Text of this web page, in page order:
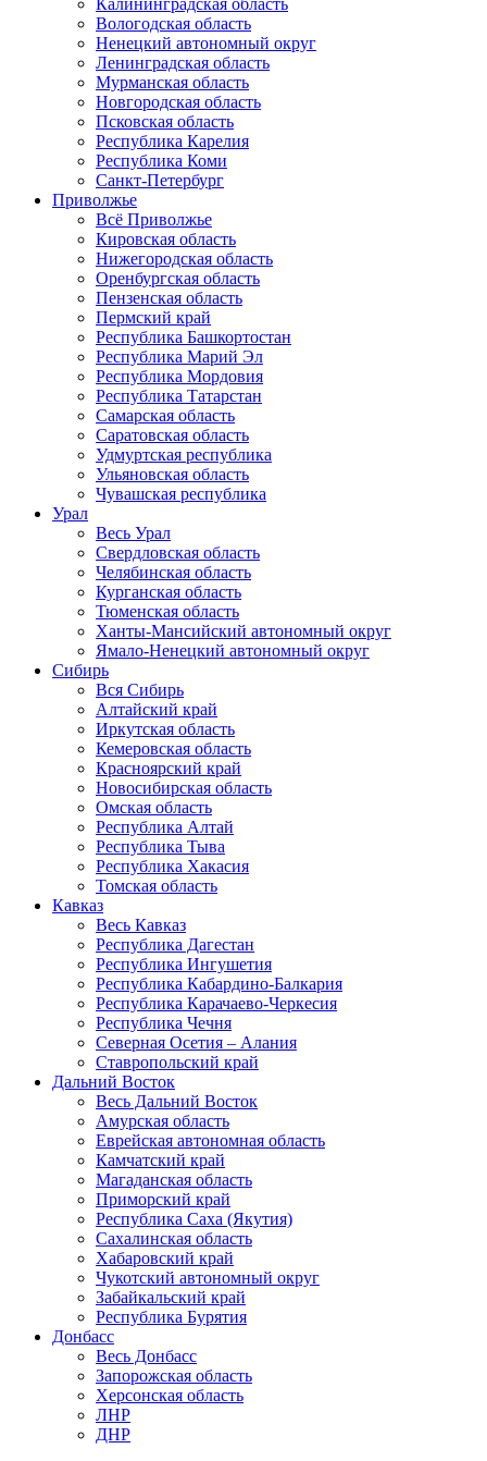
Калининградская область
Вологодская область
Ненецкий автономный округ
Ленинградская область
Мурманская область
Новгородская область
Псковская область
Республика Карелия
Республика Коми
Санкт-Петербург
Приволжье
Всё Приволжье
Кировская область
Нижегородская область
Оренбургская область
Пензенская область
Пермский край
Республика Башкортостан
Республика Марий Эл
Республика Мордовия
Республика Татарстан
Самарская область
Саратовская область
Удмуртская республика
Ульяновская область
Чувашская республика
Урал
Весь Урал
Свердловская область
Челябинская область
Курганская область
Тюменская область
Ханты-Мансийский автономный округ
Ямало-Ненецкий автономный округ
Сибирь
Вся Сибирь
Алтайский край
Иркутская область
Кемеровская область
Красноярский край
Новосибирская область
Омская область
Республика Алтай
Республика Тыва
Республика Хакасия
Томская область
Кавказ
Весь Кавказ
Республика Дагестан
Республика Ингушетия
Республика Кабардино-Балкария
Республика Карачаево-Черкесия
Республика Чечня
Северная Осетия – Алания
Ставропольский край
Дальний Восток
Весь Дальний Восток
Амурская область
Еврейская автономная область
Камчатский край
Магаданская область
Приморский край
Республика Саха (Якутия)
Сахалинская область
Хабаровский край
Чукотский автономный округ
Забайкальский край
Республика Бурятия
Донбасс
Весь Донбасс
Запорожская область
Херсонская область
ЛНР
ДНР